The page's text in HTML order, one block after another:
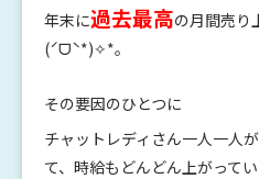
年末に過去最高の月間売り
(ˊᗜˋ*)✧*｡
その要因のひとつに
チャットレディさん一人一人が
て、時給もどんどん上がって